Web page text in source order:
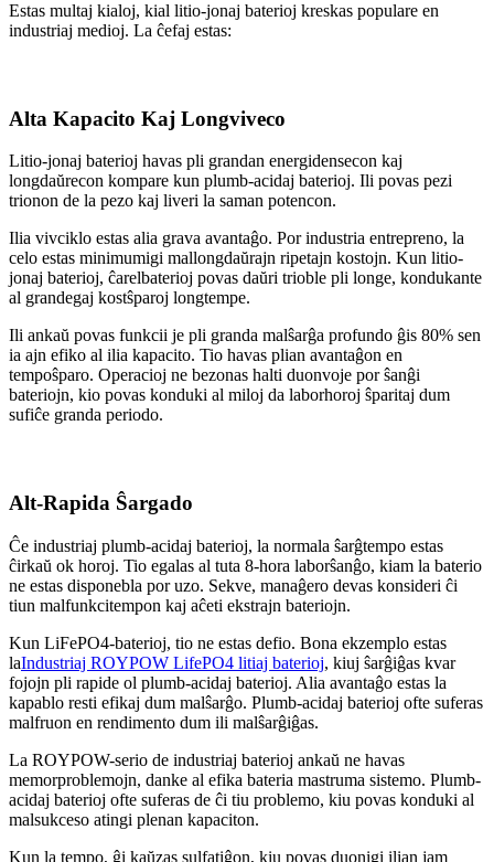
Estas multaj kialoj, kial litio-jonaj baterioj kreskas populare en
industriaj medioj. La ĉefaj estas:
Alta Kapacito Kaj Longviveco
Litio-jonaj baterioj havas pli grandan energidensecon kaj
longdaŭrecon kompare kun plumb-acidaj baterioj. Ili povas pezi
trionon de la pezo kaj liveri la saman potencon.
Ilia vivciklo estas alia grava avantaĝo. Por industria entrepreno, la
celo estas minimumigi mallongdaŭrajn ripetajn kostojn. Kun litio-
jonaj baterioj, ĉarelbaterioj povas daŭri trioble pli longe, kondukante
al grandegaj kostŝparoj longtempe.
Ili ankaŭ povas funkcii je pli granda malŝarĝa profundo ĝis 80% sen
ia ajn efiko al ilia kapacito. Tio havas plian avantaĝon en
tempoŝparo. Operacioj ne bezonas halti duonvoje por ŝanĝi
bateriojn, kio povas konduki al miloj da laborhoroj ŝparitaj dum
sufiĉe granda periodo.
Alt-Rapida Ŝargado
Ĉe industriaj plumb-acidaj baterioj, la normala ŝarĝtempo estas
ĉirkaŭ ok horoj. Tio egalas al tuta 8-hora laborŝanĝo, kiam la baterio
ne estas disponebla por uzo. Sekve, manaĝero devas konsideri ĉi
tiun malfunkcitempon kaj aĉeti ekstrajn bateriojn.
Kun LiFePO4-baterioj, tio ne estas defio. Bona ekzemplo estas
laIndustriaj ROYPOW LifePO4 litiaj baterioj, kiuj ŝarĝiĝas kvar
fojojn pli rapide ol plumb-acidaj baterioj. Alia avantaĝo estas la
kapablo resti efikaj dum malŝarĝo. Plumb-acidaj baterioj ofte suferas
malfruon en rendimento dum ili malŝarĝiĝas.
La ROYPOW-serio de industriaj baterioj ankaŭ ne havas
memorproblemojn, danke al efika bateria mastruma sistemo. Plumb-
acidaj baterioj ofte suferas de ĉi tiu problemo, kiu povas konduki al
malsukceso atingi plenan kapaciton.
Kun la tempo, ĝi kaŭzas sulfatiĝon, kiu povas duonigi ilian jam